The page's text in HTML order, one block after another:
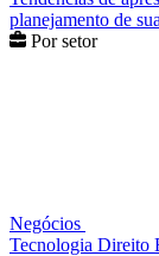
planejamento de
Por setor
Negócios
Tecnologia Direito